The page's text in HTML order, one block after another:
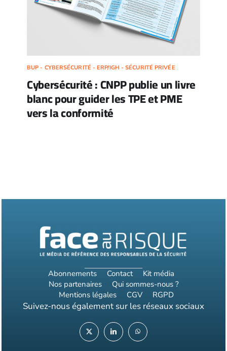
BUP - CYBERSÉCURITÉ - ERP/IGH - SÉCURITÉ PRIVÉE
Cybersécurité : CNPP publie un livre
blanc pour guider les TPE et PME
vers la conformité
Abonnements Contact
Kit média
Nos partenaires
Qui sommes-nous ?
Mentions légales
CGV RGPD
Suivez-nous également sur les réseaux sociaux